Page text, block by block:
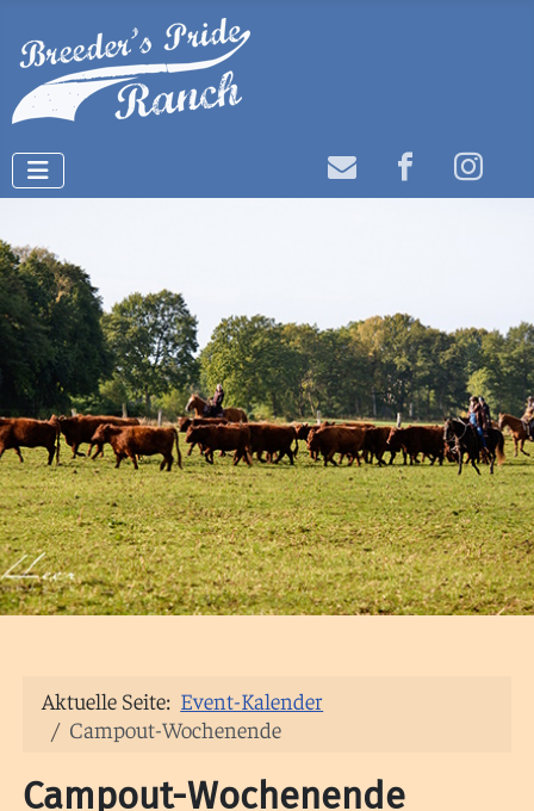
Aktuelle Seite: Event-Kalender
Campout-Wochenende
Campout-Wochenende